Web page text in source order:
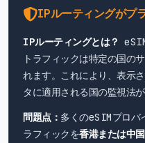
IPルーティングがプ
IPルーティングとは？
トラフィックは特定の国の
れます。これにより、表示
タに適用される国の監視法が
問題点： 多くのeSIMプロバ
ラフィックを香港または中国